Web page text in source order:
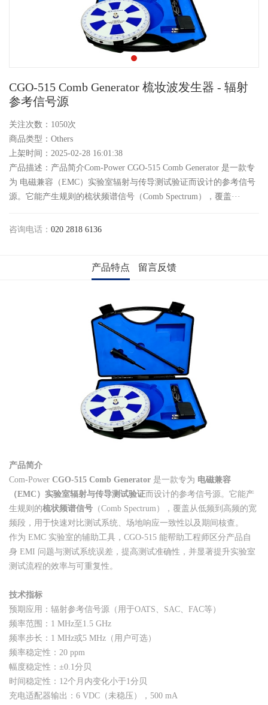
CGO-515 Comb Generator 梳妆波发生器 - 辐射
参考信号源
关注次数：1050次
商品类型：Others
上架时间：2025-02-28 16:01:38
产品描述：产品简介Com-Power CGO-515 Comb Generator 是一款专
为 电磁兼容（EMC）实验室辐射与传导测试验证而设计的参考信号
源。它能产生规则的梳状频谱信号（Comb Spectrum），覆盖···
咨询电话： 020 2818 6136
产品特点 留言反馈
产品简介
Com-Power CGO-515 Comb Generator 是一款专为 电磁兼容
（EMC）实验室辐射与传导测试验证而设计的参考信号源。它能产
生规则的梳状频谱信号 （Comb Spectrum），覆盖从低频到高频的宽
频段，用于快速对比测试系统、场地响应一致性以及期间核查。
作为 EMC 实验室的辅助工具，CGO-515 能帮助工程师区分产品自
身 EMI 问题与测试系统误差，提高测试准确性，并显著提升实验室
测试流程的效率与可重复性。
技术指标
预期应用：辐射参考信号源（用于OATS、SAC、FAC等）
频率范围：1 MHz至1.5 GHz
频率步长：1 MHz或5 MHz（用户可选）
频率稳定性：20 ppm
幅度稳定性：±0.1分贝
时间稳定性：12个月内变化小于1分贝
充电适配器输出：6 VDC（未稳压），500 mA